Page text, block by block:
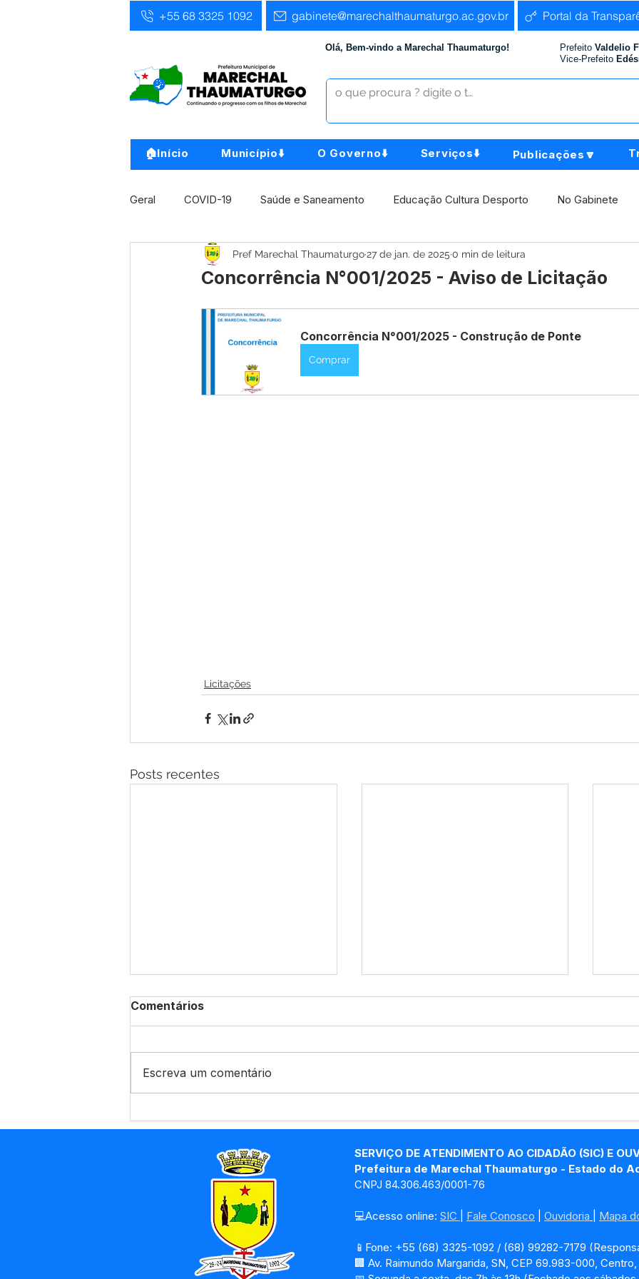
+55 68 3325 1092 gabinete@marechalthaumaturgo.ac.gov.br Portal da
Olá, Bem-vindo a Marechal Thaumaturgo! Prefeito Valdelio
Vice-Prefeito
🏠Início Município⬇️ O Governo⬇️ Serviços⬇️ Publicações🔽
Geral COVID-19 Saúde e Saneamento Educação Cultura Desporto No Gabinete
Infra, Obra e Transporte Assistência Social Comunidade Agricultura e Produção
Concursos Comunicado Institucional e Governo Políticas Públicas
Campanhas
Concorrência N°001/2025 - Aviso de Licitação
Pref Marechal Thaumaturgo27 de jan. de 2025 0 min de leitura
Concorrência N°001/2025 - Construção de Ponte
Comprar
Licitações
Posts recentes
de Licitação
Aviso de Licitação
Comentários
Escreva um comentário
SERVIÇO DE ATENDIMENTO AO CIDADÃO (SIC) E
Prefeitura de Marechal Thaumaturgo - Estado do
CNPJ 84.306.463/0001-76
💻Acesso online: SIC Fale Conosco Ouvidoria Mapa
📱Fone: +55 (68) 3325-1092 / (68) 99282-7179
🏢 Av. Raimundo Margarida, SN, CEP 69.983-000,